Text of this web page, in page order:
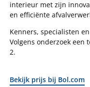
interieur met zijn
en efficiënte
Kenners, specialisten
Volgens onderzoek
2.
Bekijk prijs bij Bol.com